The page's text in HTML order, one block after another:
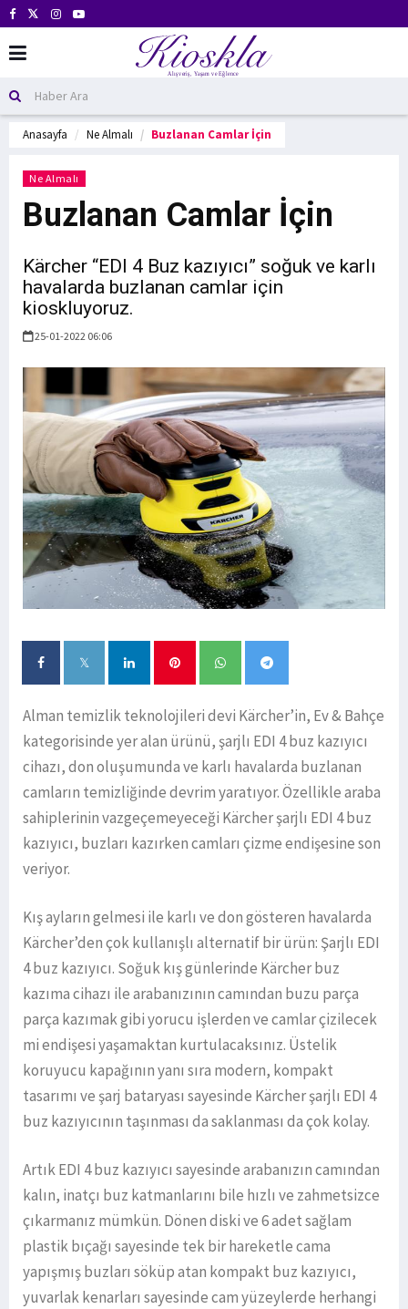
Anasayfa Ne Almalı Buzlanan Camlar İçin
Ne Almalı
Buzlanan Camlar İçin
Kärcher “EDI 4 Buz kazıyıcı” soğuk ve karlı
havalarda buzlanan camlar için
kioskluyoruz.
25-01-2022 06:06
Alman temizlik teknolojileri devi Kärcher’in, Ev & Bahçe
kategorisinde yer alan ürünü, şarjlı EDI 4 buz kazıyıcı
cihazı, don oluşumunda ve karlı havalarda buzlanan
camların temizliğinde devrim yaratıyor. Özellikle araba
sahiplerinin vazgeçemeyeceği Kärcher şarjlı EDI 4 buz
kazıyıcı, buzları kazırken camları çizme endişesine son
veriyor.
Kış ayların gelmesi ile karlı ve don gösteren havalarda
Kärcher’den çok kullanışlı alternatif bir ürün: Şarjlı EDI
4 buz kazıyıcı. Soğuk kış günlerinde Kärcher buz
kazıma cihazı ile arabanızının camından buzu parça
parça kazımak gibi yorucu işlerden ve camlar çizilecek
mi endişesi yaşamaktan kurtulacaksınız. Üstelik
koruyucu kapağının yanı sıra modern, kompakt
tasarımı ve şarj bataryası sayesinde Kärcher şarjlı EDI 4
buz kazıyıcının taşınması da saklanması da çok kolay.
Artık EDI 4 buz kazıyıcı sayesinde arabanızın camından
kalın, inatçı buz katmanlarını bile hızlı ve zahmetsizce
çıkarmanız mümkün. Dönen diski ve 6 adet sağlam
plastik bıçağı sayesinde tek bir hareketle cama
yapışmış buzları söküp atan kompakt buz kazıyıcı,
yuvarlak kenarları sayesinde cam yüzeylerde herhangi